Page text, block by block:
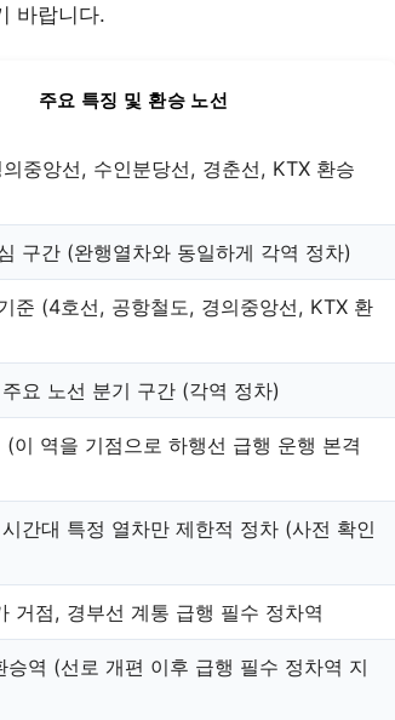
바랍니다.
주요 특징 및 환승 노선
중앙선, 수인분당선, 경춘선, KTX 환승
구간 (완행열차와 동일하게 각역 정차)
준 (4호선, 공항철도, 경의중앙선, KTX 환
요 노선 분기 구간 (각역 정차)
(이 역을 기점으로 하행선 급행 운행 본격
간대 특정 열차만 제한적 정차 (사전 확인
거점, 경부선 계통 급행 필수 정차역
승역 (선로 개편 이후 급행 필수 정차역 지